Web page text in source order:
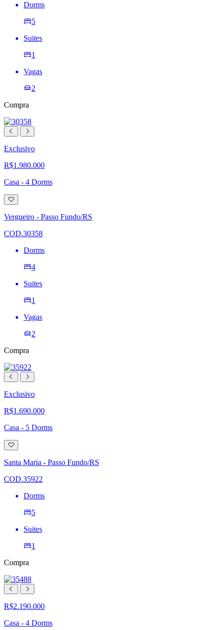
Dorms
5
Suites
1
Vagas
2
Compra
Exclusivo
R$1.980.000
Casa - 4 Dorms
Adicionar
à
lista
de
Vergueiro - Passo Fundo/RS
COD.30358
Dorms
4
Suites
1
Vagas
2
Compra
Exclusivo
R$1.690.000
Casa - 5 Dorms
Adicionar
à
lista
de
Santa Maria - Passo Fundo/RS
COD.35922
Dorms
5
Suites
1
Compra
R$2.190.000
Casa - 4 Dorms